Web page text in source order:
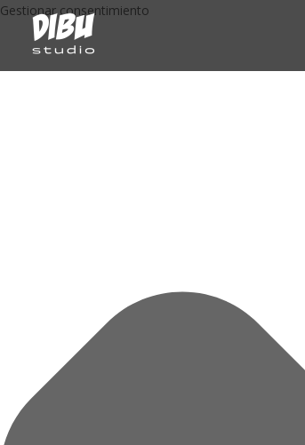
Gestionar consentimiento